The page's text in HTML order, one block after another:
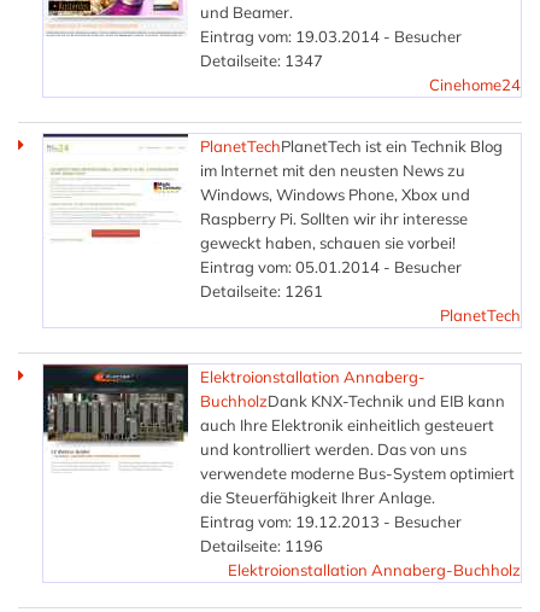
und Beamer.
Eintrag vom: 19.03.2014 - Besucher
Detailseite: 1347
Cinehome24
PlanetTechPlanetTech ist ein Technik Blog
im Internet mit den neusten News zu
Windows, Windows Phone, Xbox und
Raspberry Pi. Sollten wir ihr interesse
geweckt haben, schauen sie vorbei!
Eintrag vom: 05.01.2014 - Besucher
Detailseite: 1261
PlanetTech
Elektroionstallation Annaberg-
BuchholzDank KNX-Technik und EIB kann
auch Ihre Elektronik einheitlich gesteuert
und kontrolliert werden. Das von uns
verwendete moderne Bus-System optimiert
die Steuerfähigkeit Ihrer Anlage.
Eintrag vom: 19.12.2013 - Besucher
Detailseite: 1196
Elektroionstallation Annaberg-Buchholz